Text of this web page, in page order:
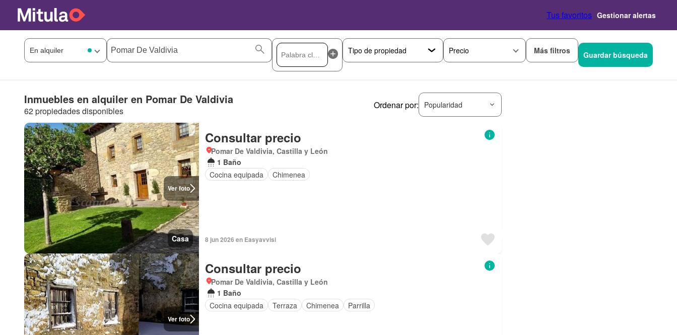
Tus favoritos Gestionar alertas
Precio Más filtros Guardar búsqueda
Inmuebles en alquiler en Pomar De Valdivia
62 propiedades disponibles
Ordenar por: Popularidad
Ver foto
Casa
Consultar precio
Pomar De Valdivia, Castilla y León
1 Baño
Cocina equipada
Chimenea
8 jun 2026 en Easyavvisi
Ver foto
Consultar precio
Pomar De Valdivia, Castilla y León
1 Baño
Cocina equipada
Terraza Chimenea Parrilla